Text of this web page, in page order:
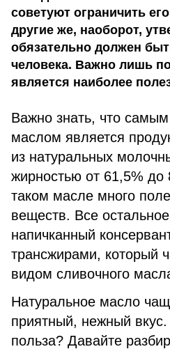
советуют ограничить
другие же, наоборот,
обязательно должен
человека. Важно лишь
является наиболее
Важно знать, что
маслом является
из натуральных
жирностью от 61,5%
таком масле много
веществ. Все
напичканный
трансжирами, который
видом сливочного
Натуральное масло
приятный, нежный
польза? Давайте